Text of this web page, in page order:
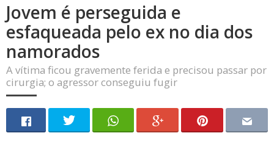
Jovem é perseguida e
esfaqueada pelo ex no dia dos
namorados
A vítima ficou gravemente ferida e precisou passar por
cirurgia; o agressor conseguiu fugir